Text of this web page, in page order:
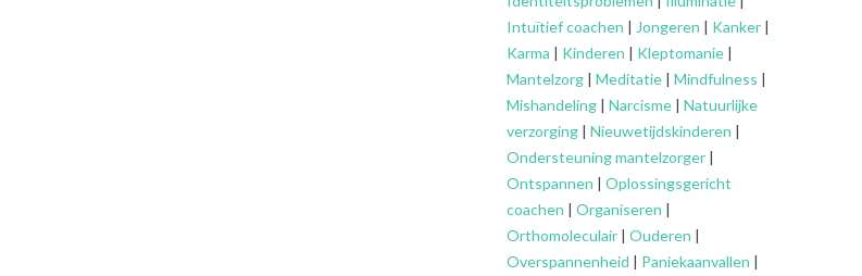
Intuïtief coachen | Jongeren | Kanker |
Karma | Kinderen | Kleptomanie |
Mantelzorg | Meditatie | Mindfulness |
Mishandeling | Narcisme | Natuurlijke
verzorging | Nieuwetijdskinderen |
Ondersteuningmantelzorger |
Ontspannen | Oplossingsgericht
coachen | Organiseren |
Orthomoleculair | Ouderen |
Overspannenheid | Paniekaanvallen |